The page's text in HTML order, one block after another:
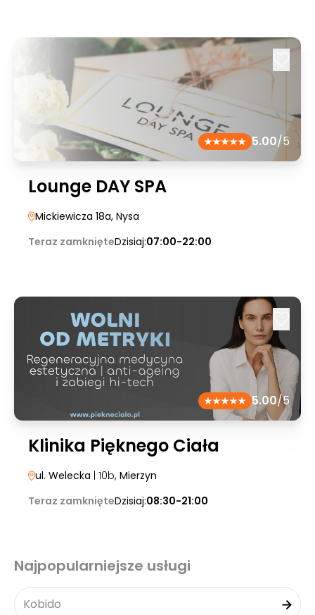
5.00/5
Lounge DAY SPA
Mickiewicza 18a, Nysa
Teraz zamknięteDzisiaj:07:00-22:00
5.00/5
Klinika Pięknego Ciała
ul. Welecka | 10b, Mierzyn
Teraz zamknięteDzisiaj:08:30-21:00
Najpopularniejsze usługi
Kobido